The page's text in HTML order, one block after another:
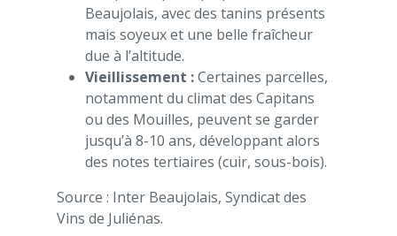
Beaujolais, avec des tanins présents
mais soyeux et une belle fraîcheur
due à l’altitude.
Vieillissement :Certaines parcelles,
notamment du climat des Capitans
ou des Mouilles, peuvent se garder
jusqu’à 8-10 ans, développant alors
des notes tertiaires (cuir, sous-bois).
Source : Inter Beaujolais, Syndicat des
Vins de Juliénas.